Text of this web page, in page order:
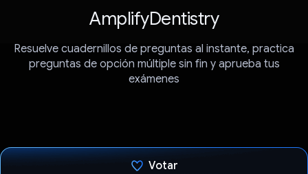
AmplifyDentistry
Resuelve cuadernillos de preguntas al instante, practica
preguntas de opción múltiple sin fin y aprueba tus
exámenes
Votar